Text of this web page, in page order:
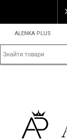
ALENKA PLUS